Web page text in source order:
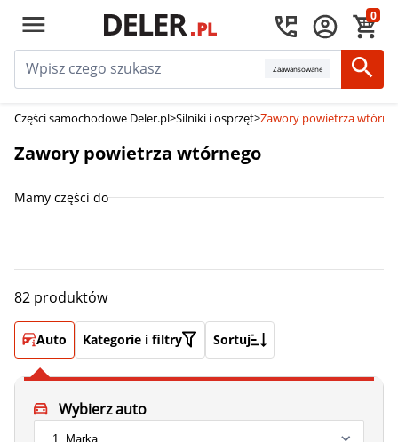
0
Zaawansowane
Części samochodowe Deler.pl>Silniki i osprzęt>Zawory powietrza
Zawory powietrza wtórnego
Mamy części do
82 produktów
Auto Kategorie i filtry Sortuj
Wybierz auto